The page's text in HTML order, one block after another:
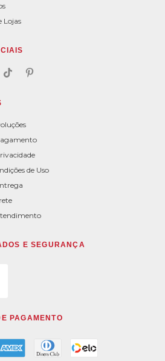
Lojas
de Uso
E SEGURANÇA
PAGAMENTO